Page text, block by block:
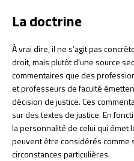
La doctrine
À vrai dire, il ne s’agit pas
droit, mais plutôt d’une source
commentaires que des
et professeurs de faculté
décision de justice. Ces
sur des textes de justice. En
la personnalité de celui qui émet
peuvent être considérés comme
circonstances particulières.